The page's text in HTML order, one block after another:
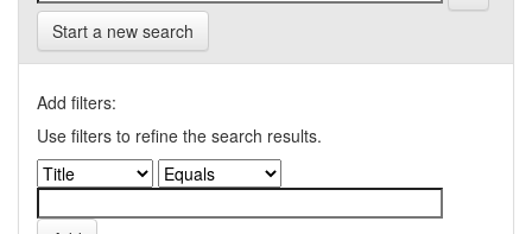
Start a new search
Add filters:
Use filters to refine the search results.